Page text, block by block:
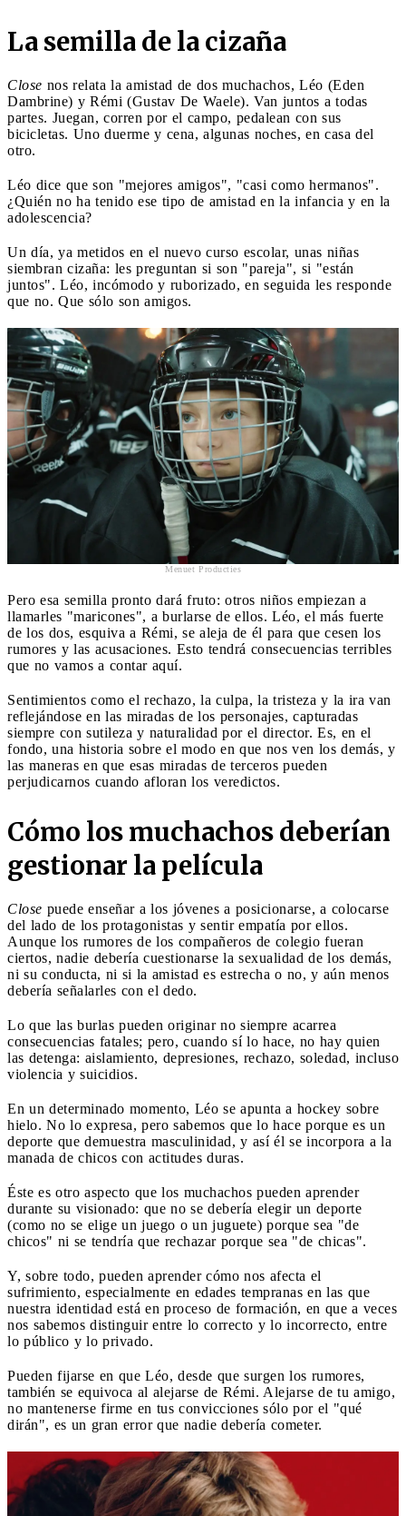
La semilla de la cizaña
Close nos relata la amistad de dos muchachos, Léo (Eden
Dambrine) y Rémi (Gustav De Waele). Van juntos a todas
partes. Juegan, corren por el campo, pedalean con sus
bicicletas. Uno duerme y cena, algunas noches, en casa del
otro.
Léo dice que son "mejores amigos", "casi como hermanos".
¿Quién no ha tenido ese tipo de amistad en la infancia y en la
adolescencia?
Un día, ya metidos en el nuevo curso escolar, unas niñas
siembran cizaña: les preguntan si son "pareja", si "están
juntos". Léo, incómodo y ruborizado, en seguida les responde
que no. Que sólo son amigos.
Menuet Producties
Pero esa semilla pronto dará fruto: otros niños empiezan a
llamarles "maricones", a burlarse de ellos. Léo, el más fuerte
de los dos, esquiva a Rémi, se aleja de él para que cesen los
rumores y las acusaciones. Esto tendrá consecuencias terribles
que no vamos a contar aquí.
Sentimientos como el rechazo, la culpa, la tristeza y la ira van
reflejándose en las miradas de los personajes, capturadas
siempre con sutileza y naturalidad por el director. Es, en el
fondo, una historia sobre el modo en que nos ven los demás, y
las maneras en que esas miradas de terceros pueden
perjudicarnos cuando afloran los veredictos.
Cómo los muchachos deberían
gestionar la película
Close puede enseñar a los jóvenes a posicionarse, a colocarse
del lado de los protagonistas y sentir empatía por ellos.
Aunque los rumores de los compañeros de colegio fueran
ciertos, nadie debería cuestionarse la sexualidad de los demás,
ni su conducta, ni si la amistad es estrecha o no, y aún menos
debería señalarles con el dedo.
Lo que las burlas pueden originar no siempre acarrea
consecuencias fatales; pero, cuando sí lo hace, no hay quien
las detenga: aislamiento, depresiones, rechazo, soledad, incluso
violencia y suicidios.
En un determinado momento, Léo se apunta a hockey sobre
hielo. No lo expresa, pero sabemos que lo hace porque es un
deporte que demuestra masculinidad, y así él se incorpora a la
manada de chicos con actitudes duras.
Éste es otro aspecto que los muchachos pueden aprender
durante su visionado: que no se debería elegir un deporte
(como no se elige un juego o un juguete) porque sea "de
chicos" ni se tendría que rechazar porque sea "de chicas".
Y, sobre todo, pueden aprender cómo nos afecta el
sufrimiento, especialmente en edades tempranas en las que
nuestra identidad está en proceso de formación, en que a veces
nos sabemos distinguir entre lo correcto y lo incorrecto, entre
lo público y lo privado.
Pueden fijarse en que Léo, desde que surgen los rumores,
también se equivoca al alejarse de Rémi. Alejarse de tu amigo,
no mantenerse firme en tus convicciones sólo por el "qué
dirán", es un gran error que nadie debería cometer.